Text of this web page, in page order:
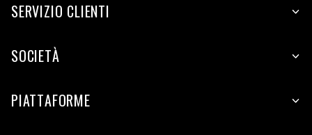
SERVIZIO CLIENTI
SOCIETÀ
PIATTAFORME